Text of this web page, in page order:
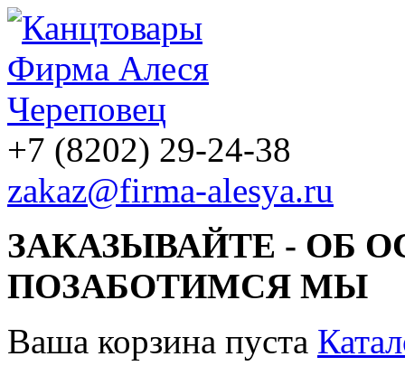
+7 (8202) 29-24-38
zakaz@firma-alesya.ru
ЗАКАЗЫВАЙТЕ - ОБ
ПОЗАБОТИМСЯ МЫ
Ваша корзина пуста